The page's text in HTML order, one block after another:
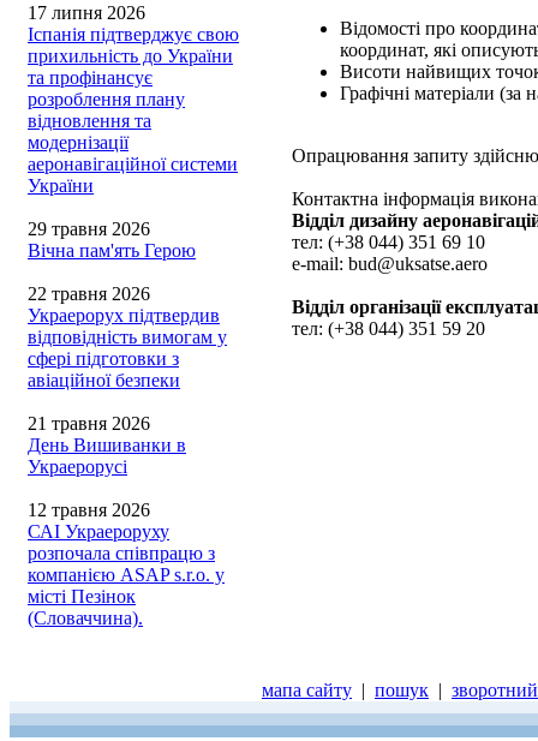
17 липня 2026
Іспанія підтверджує свою
прихильність до України
та профінансує
розроблення плану
відновлення та
модернізації
аеронавігаційної системи
України
29 травня 2026
Вічна пам'ять Герою
22 травня 2026
Украерорух підтвердив
відповідність вимогам у
сфері підготовки з
авіаційної безпеки
21 травня 2026
День Вишиванки в
Украерорусі
12 травня 2026
САІ Украероруху
розпочала співпрацю з
компанією ASAP s.r.o. у
місті Пезінок
(Словаччина).
Відомості про
координат, які
Висоти найвищих точок
Графічні матеріали (за
Опрацювання запиту
Контактна інформація
Відділ дизайну
тел: (+38 044) 351 69 10
e-mail: bud@uksatse.aero
Відділ організації
тел: (+38 044) 351 59 20
мапа сайту | пошук |